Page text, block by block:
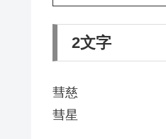
2文字
彗慈
彗星